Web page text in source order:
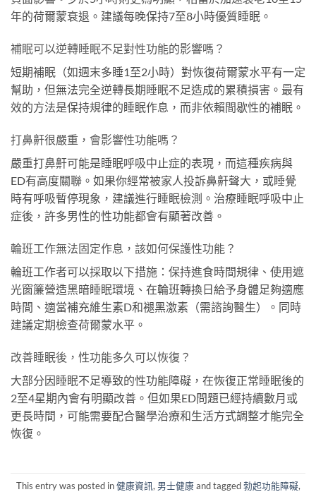
年的荷爾蒙衰退。建議每晚保持7至8小時優質睡眠。
補眠可以逆轉睡眠不足對性功能的影響嗎？
短期補眠（如週末多睡1至2小時）對恢復荷爾蒙水平有一定
幫助，但無法完全逆轉長期睡眠不足造成的累積損害。最有
效的方法是保持規律的睡眠作息，而非依賴間歇性的補眠。
打鼻鼾很嚴重，會影響性功能嗎？
嚴重打鼻鼾可能是睡眠呼吸中止症的表現，而這種疾病與
ED有高度關聯。如果你經常被家人投訴鼻鼾聲大，或睡覺
時有呼吸暫停現象，建議進行睡眠檢測。治療睡眠呼吸中止
症後，許多男性的性功能都會有顯著改善。
輪班工作無法固定作息，該如何保護性功能？
輪班工作者可以採取以下措施：保持進食時間規律、使用遮
光窗簾營造黑暗睡眠環境、在輪班轉換日給予身體足夠適應
時間、適當補充維生素D和褪黑激素（需諮詢醫生）。同時
建議定期檢查荷爾蒙水平。
改善睡眠後，性功能多久可以恢復？
大部分因睡眠不足導致的性功能障礙，在恢復正常睡眠後的
2至4星期內會有明顯改善。但如果ED問題已經持續數月或
更長時間，可能需要配合醫學治療和生活方式調整才能完全
恢復。
This entry was posted in健康資訊, 男士健康and tagged勃起功能障礙,